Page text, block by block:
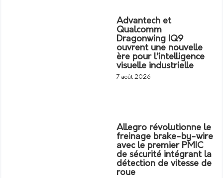
Advantech et
Qualcomm
Dragonwing IQ9
ouvrent une nouvelle
ère pour l’intelligence
visuelle industrielle
7 août 2026
Allegro révolutionne le
freinage brake-by-wire
avec le premier PMIC
de sécurité intégrant la
détection de vitesse de
roue